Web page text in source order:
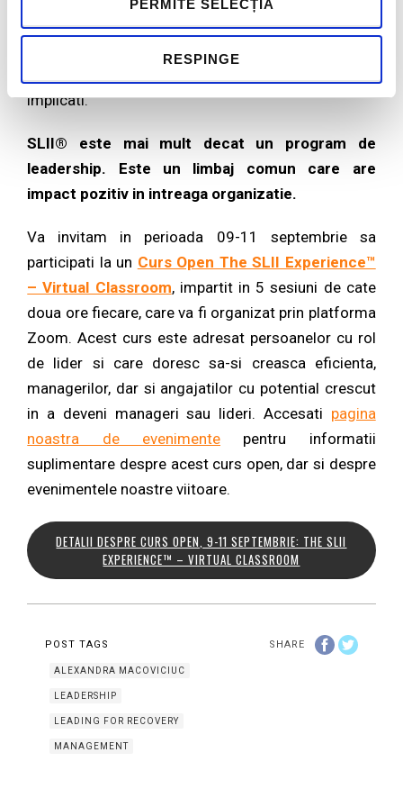
PERMITE SELECȚIA
RESPINGE
calitate cu cei cu care lucreaza, avand astfel un
implicati.
SLII® este mai mult decat un program de
leadership. Este un limbaj comun care are
impact pozitiv in intreaga organizatie.
Va invitam in perioada 09-11 septembrie sa
participati la un Curs Open The SLII Experience™
– Virtual Classroom, impartit in 5 sesiuni de cate
doua ore fiecare, care va fi organizat prin platforma
Zoom. Acest curs este adresat persoanelor cu rol
de lider si care doresc sa-si creasca eficienta,
managerilor, dar si angajatilor cu potential crescut
in a deveni manageri sau lideri. Accesati pagina
noastra de evenimente pentru informatii
suplimentare despre acest curs open, dar si despre
evenimentele noastre viitoare.
DETALII DESPRE CURS OPEN, 9-11 SEPTEMBRIE: THE SLII
EXPERIENCE™ – VIRTUAL CLASSROOM
SHARE
POST TAGS
ALEXANDRA MACOVICIUC
LEADERSHIP
LEADING FOR RECOVERY
MANAGEMENT